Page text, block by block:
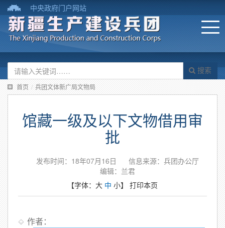
中央政府门户网站
搜索
首页 / 兵团文体新广局文物局
馆藏一级及以下文物借用审
批
发布时间：18年07月16日
信息来源：兵团办公厅
编辑：兰君
【字体： 大 中 小】 打印本页
作者：